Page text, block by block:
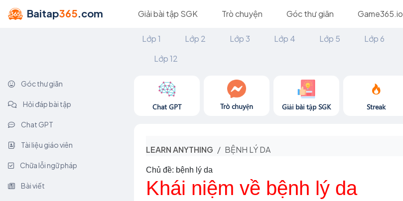
Baitap365.com Giải bài tập SGK Trò chuyện Góc thư giãn Game365.io
Lớp 1 Lớp 2 Lớp 3 Lớp 4 Lớp 5 Lớp 6
Lớp 12
Góc thư giãn
Hỏi đáp bài tập
Chat GPT
Tài liệu giáo viên
Chữa lỗi ngữ pháp
Bài viết
Chat GPT Trò chuyện Giải bài tập SGK Streak
LEARN ANYTHING BỆNH LÝ DA
Chủ đề: bệnh lý da
Khái niệm về bệnh lý da